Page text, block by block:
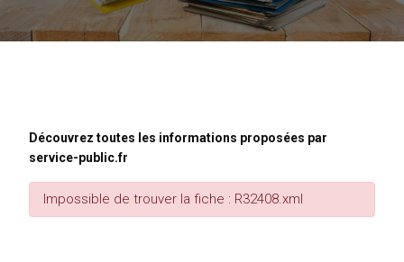
Découvrez toutes les informations proposées par
service-public.fr
Impossible de trouver la fiche : R32408.xml